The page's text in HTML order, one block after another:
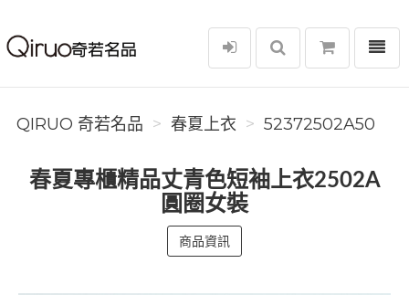
Qiruo 奇若名品
選單
QIRUO 奇若名品 春夏上衣 52372502A50
春夏專櫃精品丈青色短袖上衣2502A
圓圈女裝
商品資訊